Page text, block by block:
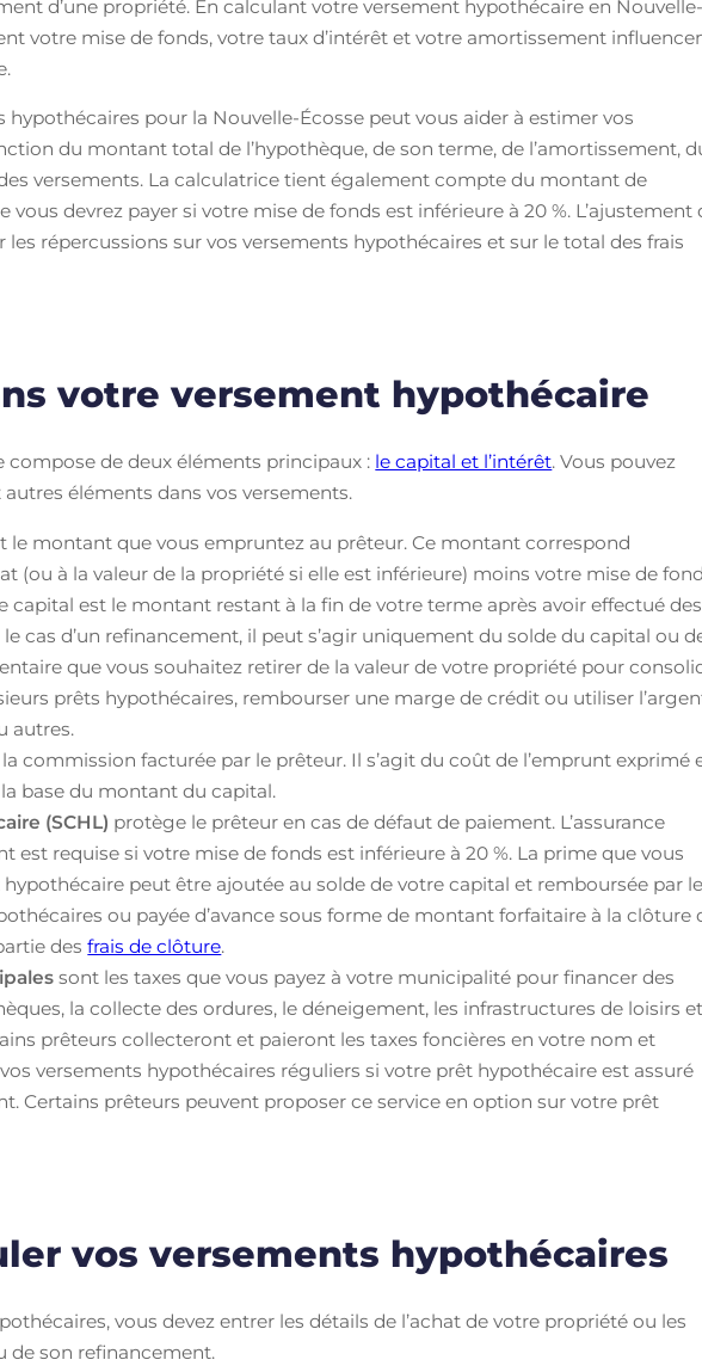
d’une propriété. En calculant votre versement hypothécaire en Nouvelle-
votre mise de fonds, votre taux d’intérêt et votre amortissement
pour la Nouvelle-Écosse peut vous aider à estimer vos
du montant total de l’hypothèque, de son terme, de l’amortissement,
versements. La calculatrice tient également compte du montant de
vous devrez payer si votre mise de fonds est inférieure à 20 %. L’ajustement
les répercussions sur vos versements hypothécaires et sur le total des frais
votre versement hypothécaire
de deux éléments principaux : le capital et l’intérêt. Vous pouvez
éléments dans vos versements.
le montant que vous empruntez au prêteur. Ce montant correspond
(ou à la valeur de la propriété si elle est inférieure) moins votre mise de
capital est le montant restant à la fin de votre terme après avoir effectué des
cas d’un refinancement, il peut s’agir uniquement du solde du capital ou
que vous souhaitez retirer de la valeur de votre propriété pour
prêts hypothécaires, rembourser une marge de crédit ou utiliser
autres.
commission facturée par le prêteur. Il s’agit du coût de l’emprunt exprimé
base du montant du capital.
(SCHL) protège le prêteur en cas de défaut de paiement. L’assurance
est requise si votre mise de fonds est inférieure à 20 %. La prime que vous
hypothécaire peut être ajoutée au solde de votre capital et remboursée par le
ou payée d’avance sous forme de montant forfaitaire à la clôture
desfrais de clôture.
sont les taxes que vous payez à votre municipalité pour financer des
la collecte des ordures, le déneigement, les infrastructures de loisirs et
prêteurs collecteront et paieront les taxes foncières en votre nom et
versements hypothécaires réguliers si votre prêt hypothécaire est assuré
Certains prêteurs peuvent proposer ce service en option sur votre prêt
vos versements hypothécaires
vous devez entrer les détails de l’achat de votre propriété ou les
de son refinancement.